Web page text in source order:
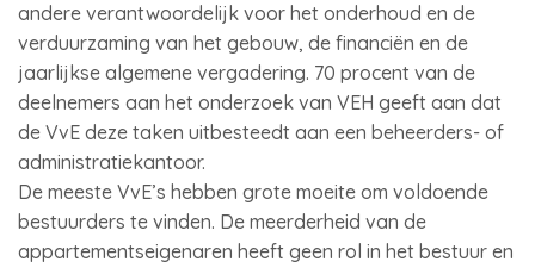
andere verantwoordelijk voor het onderhoud en de
verduurzaming van het gebouw, de financiën en de
jaarlijkse algemene vergadering. 70 procent van de
deelnemers aan het onderzoek van VEH geeft aan dat
de VvE deze taken uitbesteedt aan een beheerders- of
administratiekantoor.
De meeste VvE’s hebben grote moeite om voldoende
bestuurders te vinden. De meerderheid van de
appartementseigenaren heeft geen rol in het bestuur en